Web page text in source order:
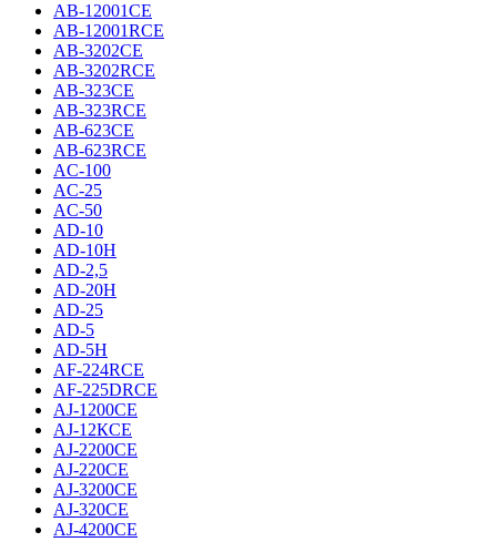
AB-12001CE
AB-12001RCE
AB-3202CE
AB-3202RCE
AB-323CE
AB-323RCE
AB-623CE
AB-623RCE
AC-100
AC-25
AC-50
AD-10
AD-10H
AD-2,5
AD-20H
AD-25
AD-5
AD-5H
AF-224RCE
AF-225DRCE
AJ-1200CE
AJ-12КCE
AJ-2200CE
AJ-220CE
AJ-3200CE
AJ-320CE
AJ-4200CE